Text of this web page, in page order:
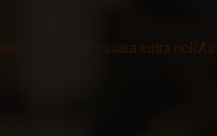
di Chieti-Pescara entra